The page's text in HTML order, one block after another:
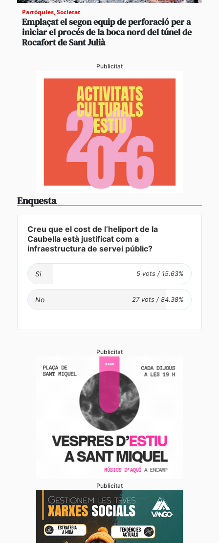
Parròquies,Societat
Emplaçat el segon equip de perforació per a
iniciar el procés de la boca nord del túnel de
Rocafort de Sant Julià
Publicitat
Enquesta
Creu que el cost de l’heliport de la
Caubella està justificat com a
infraestructura de servei públic?
Si
No
Publicitat
Publicitat